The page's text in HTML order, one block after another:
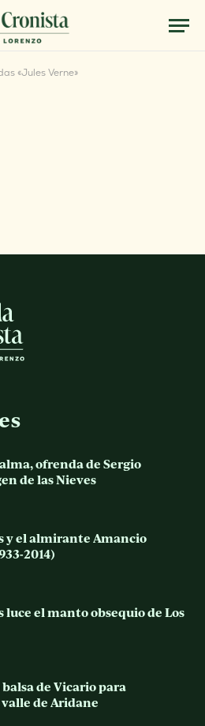
«Jules Verne»
ofrenda de Sergio
de las Nieves
y el almirante Amancio
2014)
luce el manto obsequio de Los
balsa de Vicario para
de Aridane